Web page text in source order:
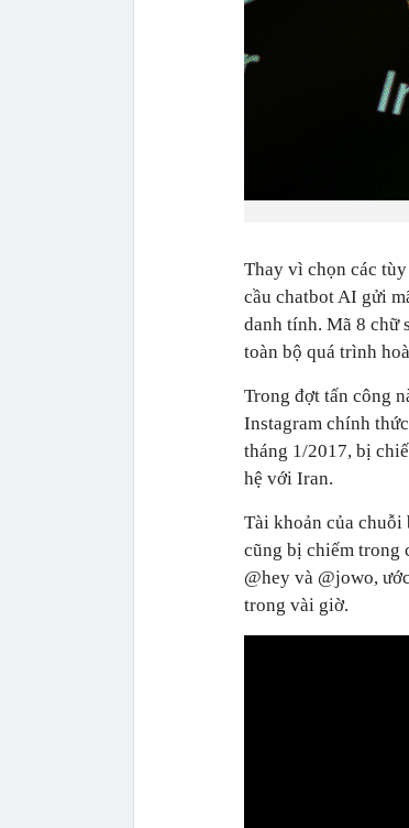
Thay vì chọn các
cầu chatbot AI gửi
danh tính. Mã 8 chữ
toàn bộ quá trình
Trong đợt tấn công
Instagram chính
tháng 1/2017, bị
hệ với Iran.
Tài khoản của
cũng bị chiếm trong
@hey và @jowo,
trong vài giờ.